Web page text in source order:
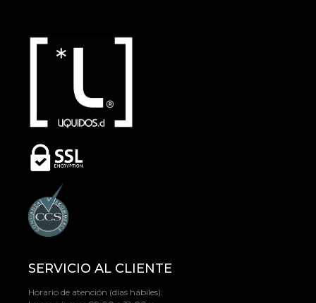
SERVICIO AL CLIENTE
Horario de atención (días hábiles):